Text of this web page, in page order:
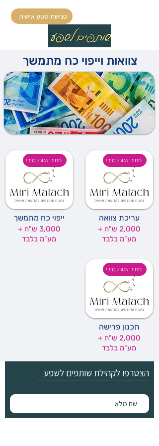
פגישת שפע אישית
צוואות וייפוי כח מתמשך
מחיר אטרקטיבי
עריכת צוואה
2,000 ש"ח +
מע"מ בלבד
מחיר אטרקטיבי
תכנון פרישה
2,000 ש"ח +
מע"מ בלבד
מחיר אטרקטיבי
ייפוי כח מתמשך
3,000 ש"ח +
מע"מ בלבד
הצטרפו לקהילת שותפים לשפע